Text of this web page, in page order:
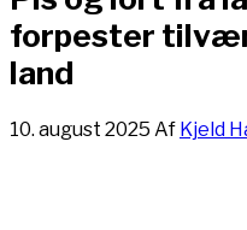
forpester
land
10. august 2025 Af Kjeld